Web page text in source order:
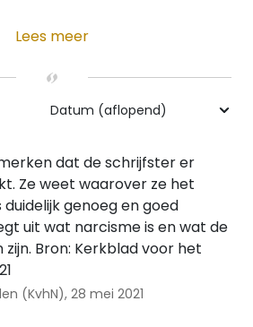
Lees meer
dat de schrijfster er
Ze weet waarover ze het
genoeg en goed
uit wat narcisme is en wat de
Bron: Kerkblad voor het
(KvhN), 28 mei 2021